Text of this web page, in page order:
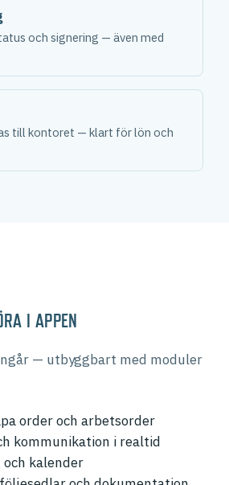
och signering — även med
till kontoret — klart för lön och
I APPEN
— utbyggbart med moduler
order och arbetsorder
kommunikation i realtid
kalender